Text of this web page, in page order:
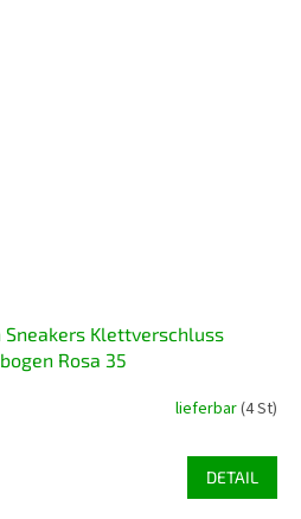
Sneakers Klettverschluss
Rosa 35
lieferbar(4 St)
DETAIL